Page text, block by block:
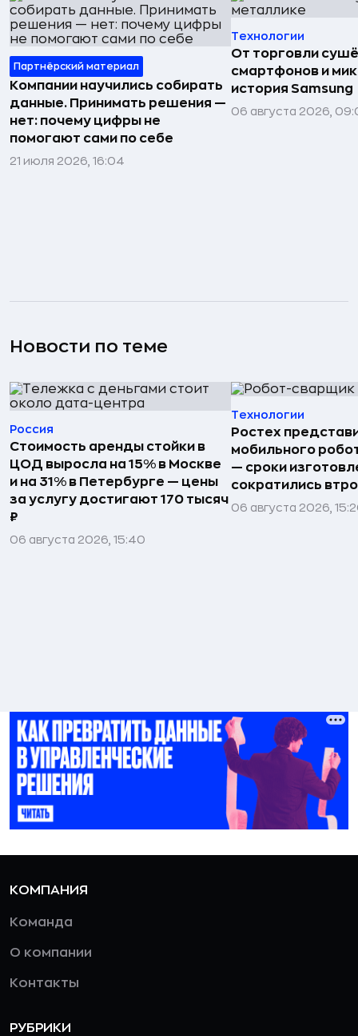
Партнёрский материал
Компании научились собирать
данные. Принимать решения —
нет: почему цифры не
помогают сами по себе
21 июля 2026, 16:04
Технологии
От торговли
смартфонов и
история Samsung
06 августа 2026,
Новости по теме
Россия
Стоимость аренды стойки в
ЦОД выросла на 15% в Москве
и на 31% в Петербурге — цены
за услугу достигают 170 тысяч
₽
06 августа 2026, 15:40
Технологии
Ростех
мобильного
— сроки
сократились
06 августа 2026,
КОМПАНИЯ
Команда
О компании
Контакты
РУБРИКИ